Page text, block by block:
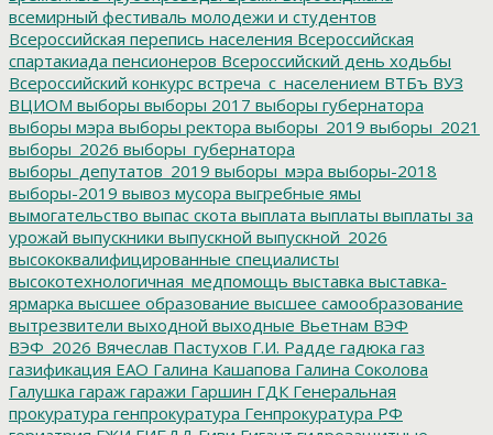
всемирный фестиваль молодежи и студентов
Всероссийская перепись населения Всероссийская
спартакиада пенсионеров Всероссийский день ходьбы
Всероссийский конкурс встреча_с_населением ВТБъ ВУЗ
ВЦИОМ выборы выборы 2017 выборы губернатора
выборы мэра выборы ректора выборы_2019 выборы_2021
выборы_2026 выборы_губернатора
выборы_депутатов_2019 выборы_мэра выборы-2018
выборы-2019 вывоз мусора выгребные ямы
вымогательство выпас скота выплата выплаты выплаты за
урожай выпускники выпускной выпускной_2026
высококвалифицированные специалисты
высокотехнологичная_медпомощь выставка выставка-
ярмарка высшее образование высшее самообразование
вытрезвители выходной выходные Вьетнам ВЭФ
ВЭФ_2026 Вячеслав Пастухов Г.И. Радде гадюка газ
газификация ЕАО Галина Кашапова Галина Соколова
Галушка гараж гаражи Гаршин ГДК Генеральная
прокуратура генпрокуратура Генпрокуратура РФ